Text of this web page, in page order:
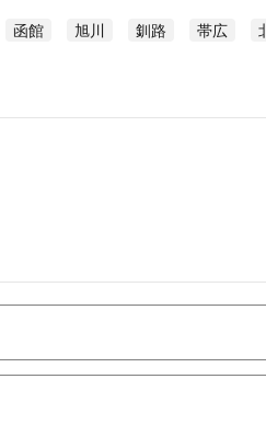
函館 旭川 釧路 帯広